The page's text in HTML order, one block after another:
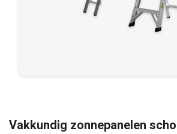
Vakkundig zonnepanelen